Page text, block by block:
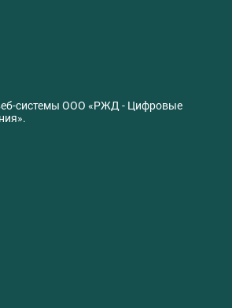
системы ООО «РЖД - Цифровые